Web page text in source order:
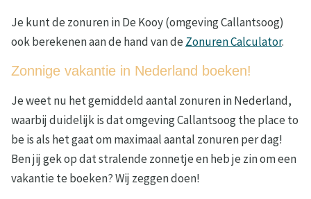
Je kunt de zonuren in De Kooy (omgeving Callantsoog)
ook berekenen aan de hand van de Zonuren Calculator.
Zonnige vakantie in Nederland boeken!
Je weet nu het gemiddeld aantal zonuren in Nederland,
waarbij duidelijk is dat omgeving Callantsoog the place to
be is als het gaat om maximaal aantal zonuren per dag!
Ben jij gek op dat stralende zonnetje en heb je zin om een
vakantie te boeken? Wij zeggen doen!